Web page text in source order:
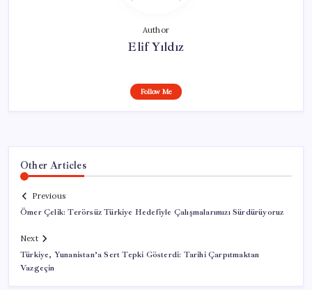
Author
Elif Yıldız
Follow Me
Other Articles
Previous
Ömer Çelik: Terörsüz Türkiye Hedefiyle Çalışmalarımızı Sürdürüyoruz
Next
Türkiye, Yunanistan’a Sert Tepki Gösterdi: Tarihi Çarpıtmaktan
Vazgeçin